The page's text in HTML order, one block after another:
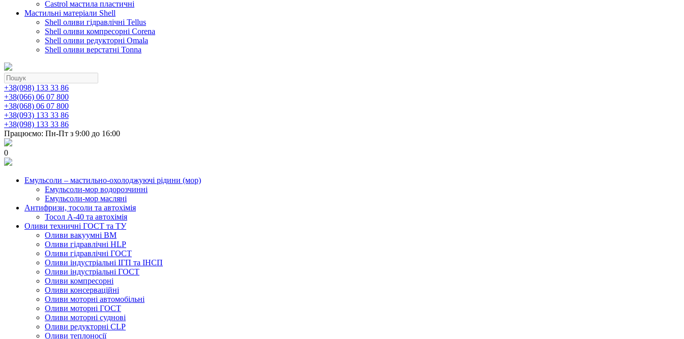
Castrol мастила пластичні
Мастильні матеріали Shell
Shell оливи гідравлічні Tellus
Shell оливи компресорні Corena
Shell оливи редукторні Omala
Shell оливи верстатні Tonna
+38(098) 133 33 86
+38(066) 06 07 800
+38(068) 06 07 800
+38(093) 133 33 86
+38(098) 133 33 86
Працюємо: Пн-Пт з 9:00 до 16:00
0
Емульсоли – мастильно-охолоджуючі рідини (мор)
Емульсоли-мор водорозчинні
Емульсоли-мор масляні
Антифризи, тосоли та автохімія
Тосол А-40 та автохімія
Оливи техничні ГОСТ та ТУ
Оливи вакуумні ВМ
Оливи гідравлічні HLP
Оливи гідравлічні ГОСТ
Оливи індустріальні ІГП та ІНСП
Оливи індустріальні ГОСТ
Оливи компресорні
Оливи консерваційні
Оливи моторні автомобільні
Оливи моторні ГОСТ
Оливи моторні суднові
Оливи редукторні CLP
Оливи теплоносії